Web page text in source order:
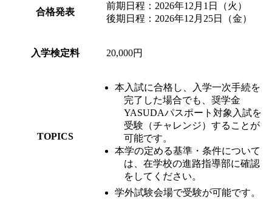
合格発表
前期日程：2026年12月1日（火）
後期日程：2026年12月25日（金）
入学検定料 20,000円
TOPICS
本入試に合格し、入学一次手続を
完了した場合でも、奨学金
YASUDAパスポート対象入試を
受験（チャレンジ）することが
可能です。
本学の定める基準・条件について
は、在学校の進路指導部に確認
をしてください。
学外試験会場で受験が可能です。